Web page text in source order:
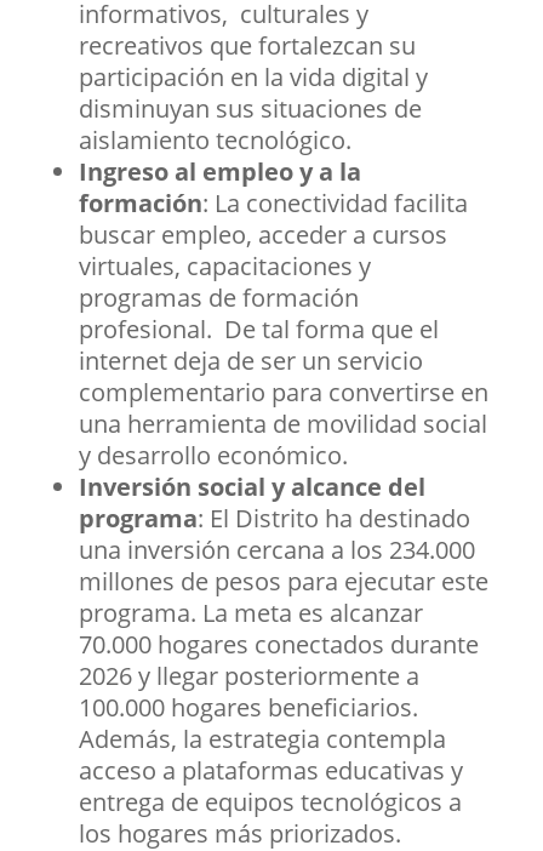
informativos, culturales y
recreativos que fortalezcan su
participación en la vida digital y
disminuyan sus situaciones de
aislamiento tecnológico.
Ingreso al empleo y a la
formación: La conectividad facilita
buscar empleo, acceder a cursos
virtuales, capacitaciones y
programas de formación
profesional. De tal forma que el
internet deja de ser un servicio
complementario para convertirse en
una herramienta de movilidad social
y desarrollo económico.
Inversión social y alcance del
programa: El Distrito ha destinado
una inversión cercana a los 234.000
millones de pesos para ejecutar este
programa. La meta es alcanzar
70.000 hogares conectados durante
2026 y llegar posteriormente a
100.000 hogares beneficiarios.
Además, la estrategia contempla
acceso a plataformas educativas y
entrega de equipos tecnológicos a
los hogares más priorizados.